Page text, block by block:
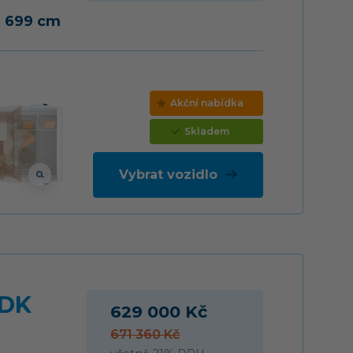
699 cm
Akční nabídka
Skladem
Vybrat vozidlo
629 000 Kč
671 360 Kč